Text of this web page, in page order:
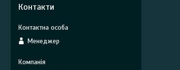
Контакти
Менеджер